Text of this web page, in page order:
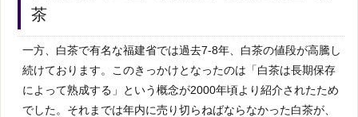
茶
一方、白茶で有名な福建省では過去7-8年、白茶の値段が高騰し
続けております。このきっかけとなったのは「白茶は長期保存
によって熟成する」という概念が2000年頃より紹介されたため
でした。それまでは年内に売り切らねばならなかった白茶が、